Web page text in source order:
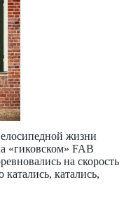
жизни
«гиковском» FAB
на скорость
катались,